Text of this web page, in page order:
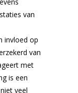
van
invloed op
van
met
is een
veel